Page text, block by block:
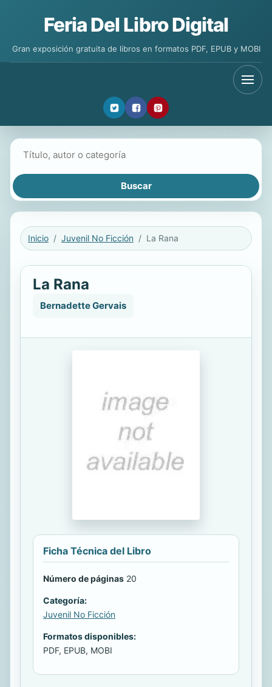
Feria Del Libro Digital
Gran exposición gratuita de libros en formatos PDF, EPUB y MOBI
Inicio Juvenil No Ficción La Rana
La Rana
Bernadette Gervais
Ficha Técnica del Libro
Número de páginas 20
Categoría:
Juvenil No Ficción
Formatos disponibles:
PDF, EPUB, MOBI